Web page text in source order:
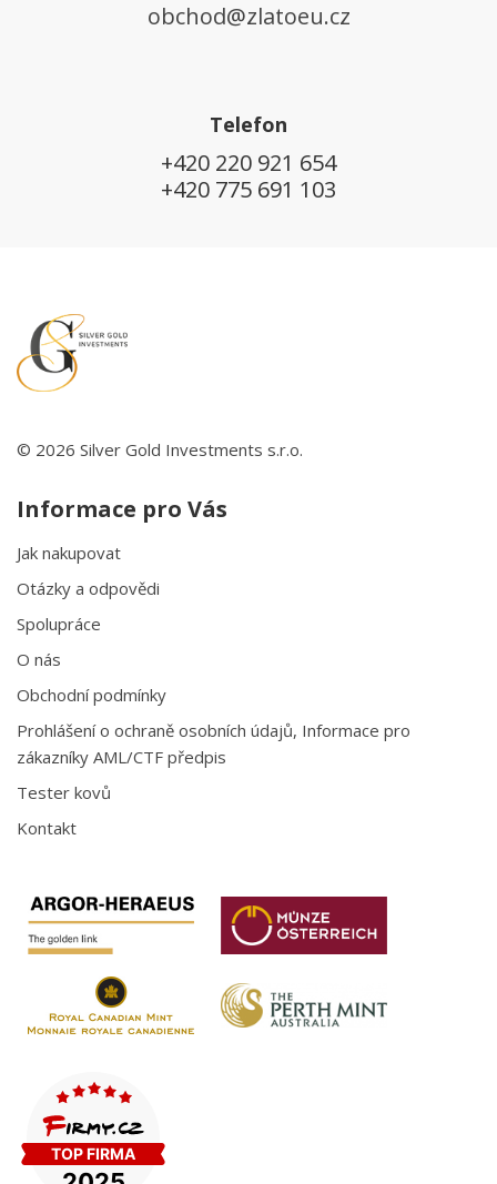
obchod@zlatoeu.cz
Telefon
+420 220 921 654
+420 775 691 103
© 2026 Silver Gold Investments s.r.o.
Informace pro Vás
Jak nakupovat
Otázky a odpovědi
Spolupráce
O nás
Obchodní podmínky
Prohlášení o ochraně osobních údajů, Informace pro
zákazníky AML/CTF předpis
Tester kovů
Kontakt